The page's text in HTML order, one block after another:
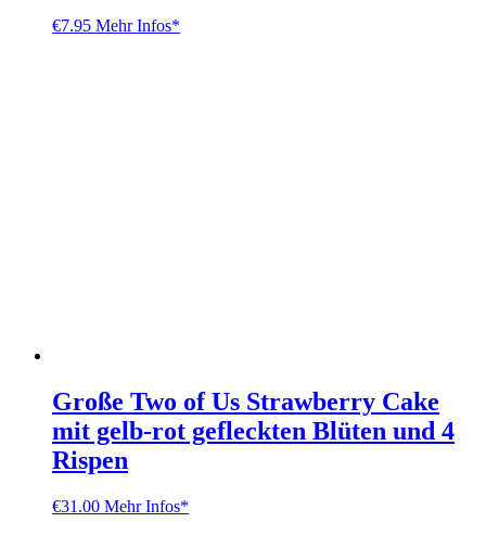
€7.95 Mehr Infos*
Große Two of Us Strawberry Cake
mit gelb-rot gefleckten Blüten und 4
Rispen
€31.00 Mehr Infos*